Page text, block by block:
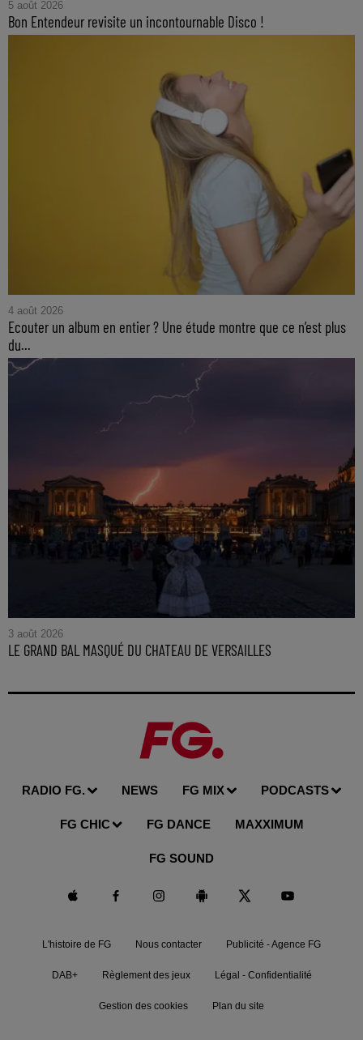
5 août 2026
Bon Entendeur revisite un incontournable Disco !
4 août 2026
Ecouter un album en entier ? Une étude montre que ce n’est plus
du...
3 août 2026
LE GRAND BAL MASQUÉ DU CHATEAU DE VERSAILLES
RADIO FG. NEWS FG MIX PODCASTS
FG CHIC FG DANCE MAXXIMUM
FG SOUND
L'histoire de FG Nous contacter Publicité - Agence FG
DAB+ Règlement des jeux Légal - Confidentialité
Gestion des cookies Plan du site